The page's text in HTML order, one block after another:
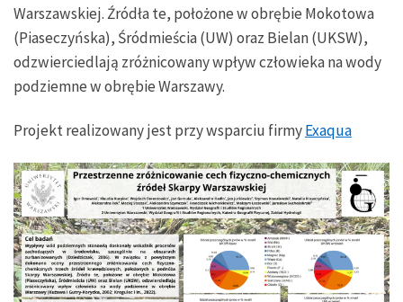
Warszawskiej. Źródła te, położone w obrębie Mokotowa
(Piaseczyńska), Śródmieścia (UW) oraz Bielan (UKSW),
odzwierciedlają zróżnicowany wpływ człowieka na wody
podziemne w obrębie Warszawy.
Projekt realizowany jest przy wsparciu firmyExaqua